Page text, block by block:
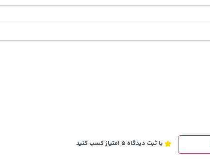
171,500
با ثبت دیدگاه 5 امتیاز کسب کنید